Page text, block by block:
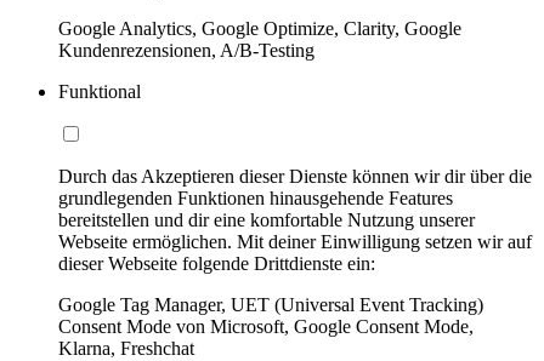
Google Analytics, Google Optimize, Clarity, Google
Kundenrezensionen, A/B-Testing
Funktional
Durch das Akzeptieren dieser Dienste können wir dir über die
grundlegenden Funktionen hinausgehende Features
bereitstellen und dir eine komfortable Nutzung unserer
Webseite ermöglichen. Mit deiner Einwilligung setzen wir auf
dieser Webseite folgende Drittdienste ein:
Google Tag Manager, UET (Universal Event Tracking)
Consent Mode von Microsoft, Google Consent Mode,
Klarna, Freshchat